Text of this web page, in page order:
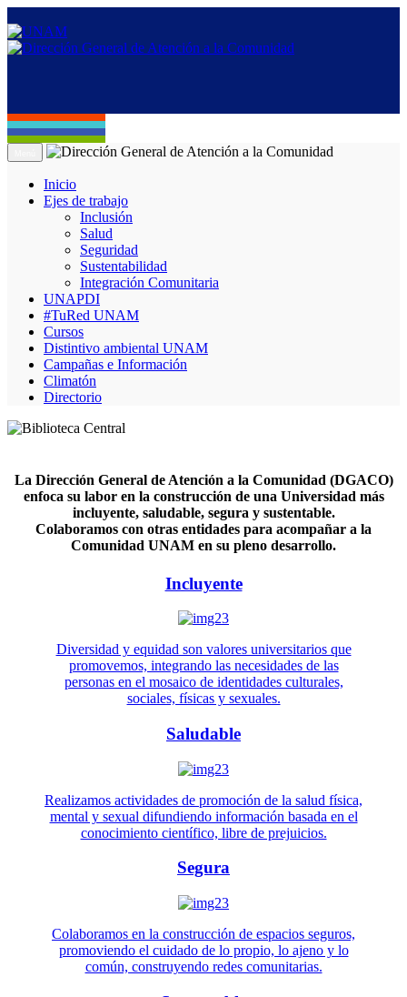
Inicio
Ejes de trabajo
Inclusión
Salud
Seguridad
Sustentabilidad
Integración Comunitaria
UNAPDI
#TuRed UNAM
Cursos
Distintivo ambiental UNAM
Campañas e Información
Climatón
Directorio
La Dirección General de Atención a la Comunidad (DGACO)
enfoca su labor en la construcción de una Universidad más
incluyente, saludable, segura y sustentable.
Colaboramos con otras entidades para acompañar a la
Comunidad UNAM en su pleno desarrollo.
Incluyente
Diversidad y equidad son valores universitarios que
promovemos, integrando las necesidades de las
personas en el mosaico de identidades culturales,
sociales, físicas y sexuales.
Saludable
Realizamos actividades de promoción de la salud física,
mental y sexual difundiendo información basada en el
conocimiento científico, libre de prejuicios.
Segura
Colaboramos en la construcción de espacios seguros,
promoviendo el cuidado de lo propio, lo ajeno y lo
común, construyendo redes comunitarias.